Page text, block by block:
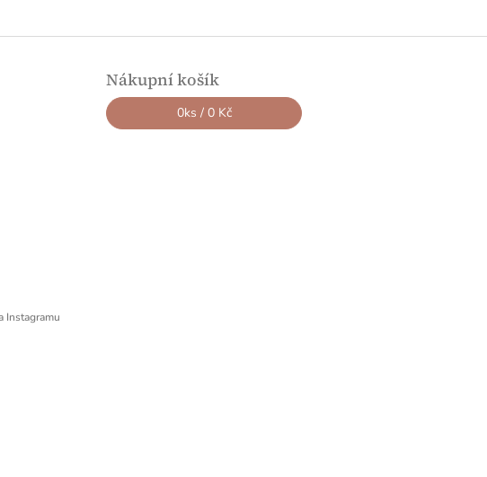
Instagramu
Nákupní košík
0ks / 0 Kč